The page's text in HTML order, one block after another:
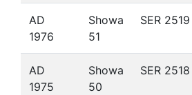
AD
1976
Showa
51
SER 2519
AD
1975
Showa
50
SER 2518